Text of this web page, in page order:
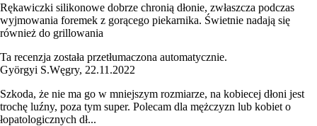
Rękawiczki silikonowe dobrze chronią dłonie, zwłaszcza podczas
wyjmowania foremek z gorącego piekarnika. Świetnie nadają się
również do grillowania
Ta recenzja została przetłumaczona automatycznie.
Györgyi S.Węgry, 22.11.2022
Szkoda, że nie ma go w mniejszym rozmiarze, na kobiecej dłoni jest
trochę luźny, poza tym super. Polecam dla mężczyzn lub kobiet o
łopatologicznych dł...